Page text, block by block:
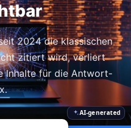
AI-generated
2024 die klassischen
zitiert wird, verliert
Inhalte für die Antwort-